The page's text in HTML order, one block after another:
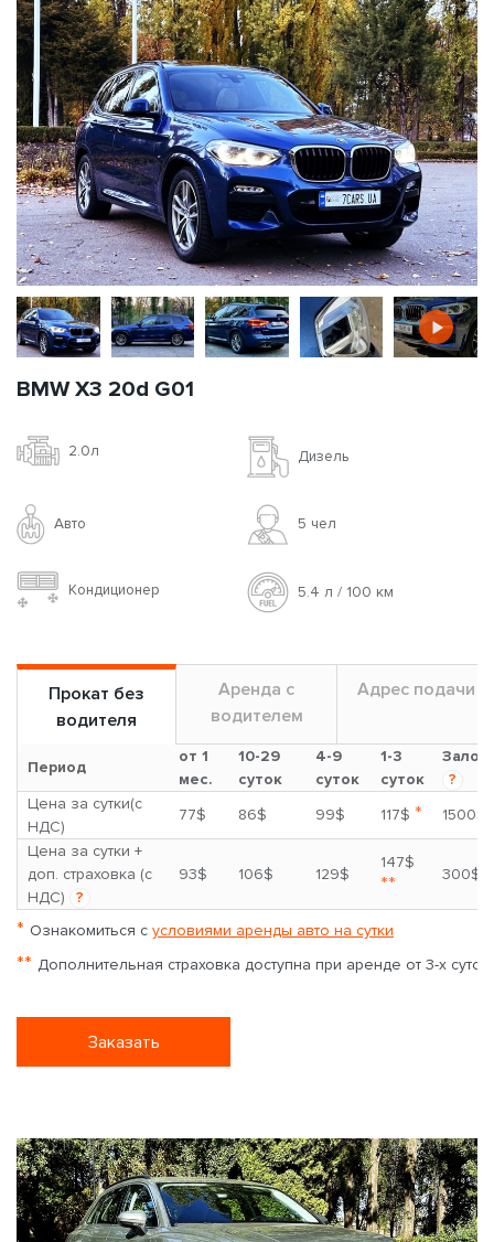
BMW X3 20d G01
2.0л Дизель
Авто 5 чел
Кондиционер 5.4 л / 100 км
Прокат без
водителя
Аренда с
водителем
Адрес подачи
Период
от 1
мес.
10-29
суток
4-9
суток
1-3
суток
Залог
?
Цена за сутки(с
НДС)
77$ 86$ 99$ 117$ *
1500$
Цена за сутки +
доп. страховка (с
НДС)
?
93$ 106$ 129$
147$
** 300$
* Ознакомиться с условиями аренды авто на сутки
** Дополнительная страховка доступна при аренде от 3-х суток
Заказать